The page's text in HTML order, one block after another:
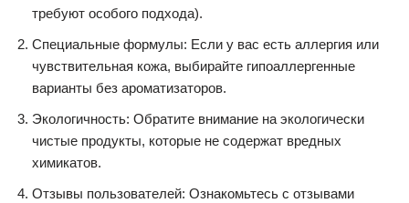
требуют особого подхода).
Специальные формулы: Если у вас есть аллергия или
чувствительная кожа, выбирайте гипоаллергенные
варианты без ароматизаторов.
Экологичность: Обратите внимание на экологически
чистые продукты, которые не содержат вредных
химикатов.
Отзывы пользователей: Ознакомьтесь с отзывами